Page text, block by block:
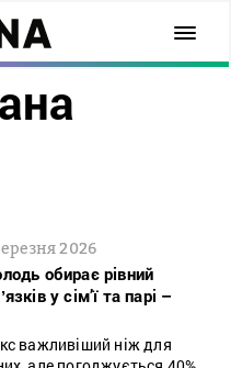
2026
обирає рівний
у сім’ї та парі –
важливіший ніж для